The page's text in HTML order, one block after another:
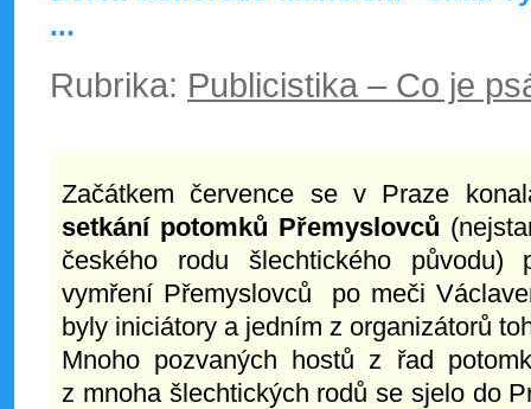
...
Rubrika: Publicistika – Co je
Začátkem července se v Praze
setkání potomků Přemyslovců
českého rodu šlechtického
vymření Přemyslovců po meči
byly iniciátory a jedním z organizátorů
Mnoho pozvaných hostů z řad
z mnoha šlechtických rodů se sjelo do